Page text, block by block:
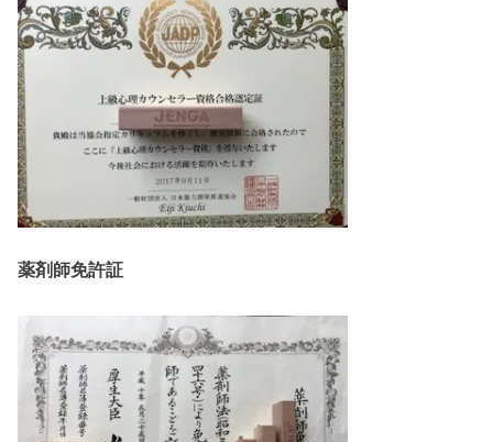
薬剤師免許証